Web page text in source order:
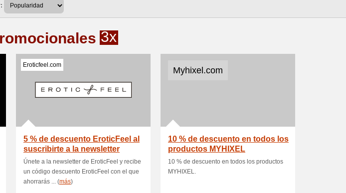
3x
Eroticfeel.com
5 % de descuento EroticFeel al
suscribirte a la newsletter
Únete a la newsletter de EroticFeel y recibe
un código descuento EroticFeel con el que
ahorrarás ... (más)
Myhixel.com
10 % de descuento en todos los
productos MYHIXEL
10 % de descuento en todos los productos
MYHIXEL.